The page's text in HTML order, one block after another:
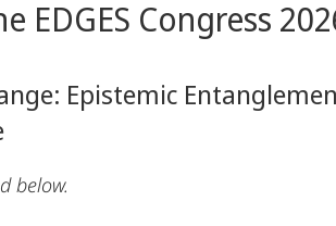
EDGES Congress
Epistemic
below.